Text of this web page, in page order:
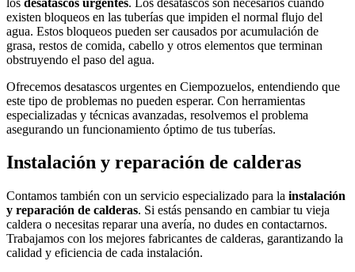
existen bloqueos en las tuberías que impiden el normal flujo del
agua. Estos bloqueos pueden ser causados por acumulación de
grasa, restos de comida, cabello y otros elementos que terminan
obstruyendo el paso del agua.
Ofrecemos desatascos urgentes en Ciempozuelos, entendiendo que
este tipo de problemas no pueden esperar. Con herramientas
especializadas y técnicas avanzadas, resolvemos el problema
asegurando un funcionamiento óptimo de tus tuberías.
Instalación y reparación de calderas
Contamos también con un servicio especializado para la instalación
y reparación de calderas. Si estás pensando en cambiar tu vieja
caldera o necesitas reparar una avería, no dudes en contactarnos.
Trabajamos con los mejores fabricantes de calderas, garantizando la
calidad y eficiencia de cada instalación.